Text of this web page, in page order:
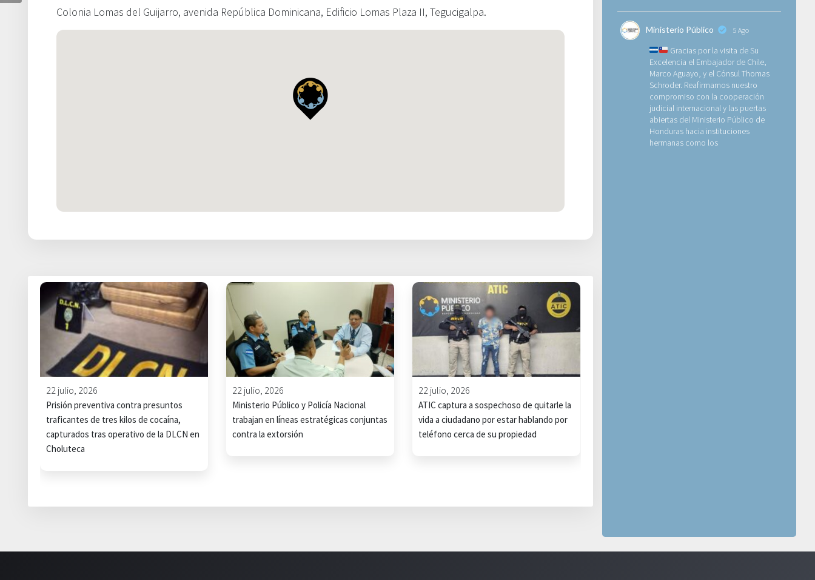
Colonia Lomas del Guijarro, avenida República Dominicana, Edificio Lomas Plaza II, Tegucigalpa.
22 julio, 2026
Prisión preventiva contra presuntos
traficantes de tres kilos de cocaína,
capturados tras operativo de la DLCN en
Choluteca
22 julio, 2026
Ministerio Público y Policía Nacional
trabajan en líneas estratégicas conjuntas
contra la extorsión
22 julio, 2026
ATIC captura a sospechoso de quitarle la
vida a ciudadano por estar hablando por
teléfono cerca de su propiedad
Ministerio Público 5 Ago
Gracias por la visita de Su
Excelencia el Embajador de Chile,
Marco Aguayo, y el Cónsul Thomas
Schroder. Reafirmamos nuestro
compromiso con la cooperación
judicial internacional y las puertas
abiertas del Ministerio Público de
Honduras hacia instituciones
hermanas como los